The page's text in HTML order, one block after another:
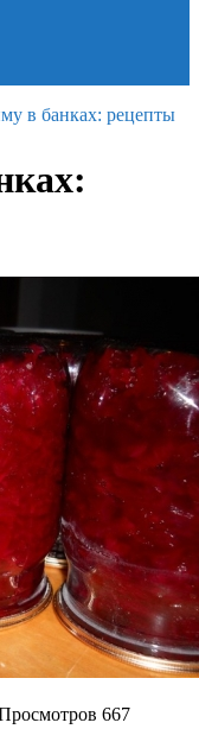
в банках: рецепты
667